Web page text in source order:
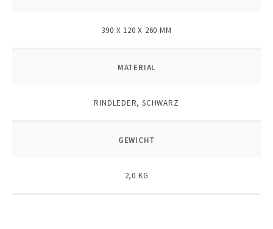
390 X 120 X 260 MM
MATERIAL
RINDLEDER, SCHWARZ
GEWICHT
2,0 KG